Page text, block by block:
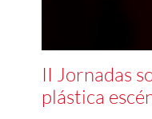
II Jornadas
plástica